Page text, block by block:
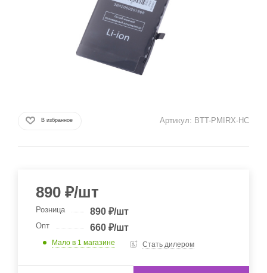
В избранное Артикул: BTT-PMIRX-HC
890 ₽/шт
Розница 890₽/шт
Опт 660₽/шт
Мало в 1 магазине Стать дилером